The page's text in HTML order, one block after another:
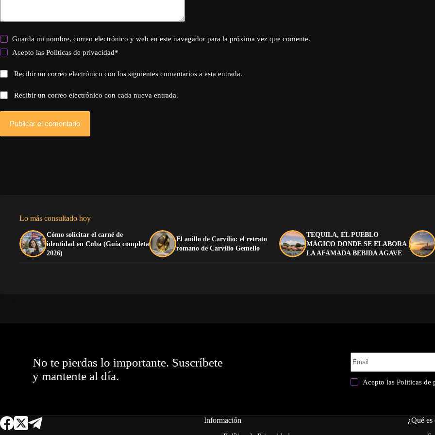
Guarda mi nombre, correo electrónico y web en este navegador para la próxima vez que comente.
Acepto lasPoliticas de privacidad*
Recibir un correo electrónico con los siguientes comentarios a esta entrada.
Recibir un correo electrónico con cada nueva entrada.
Publicar el comentario
Lo más consultado hoy
Cómo solicitar el carné de
identidad en Cuba (Guía completa
2026)
El anillo de Carvilio: el retrato
romano de Carvilio Gemello
TEQUILA, EL PUEBLO
MÁGICO DONDE SE ELABORA
LA AFAMADA BEBIDA AGAVE
No te pierdas lo importante. Suscríbete
y mantente al día.
Acepto lasPoliticas de
Información
¿Qué